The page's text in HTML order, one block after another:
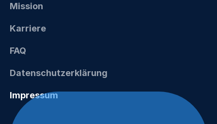
Mission
Karriere
FAQ
Datenschutzerklärung
Impressum